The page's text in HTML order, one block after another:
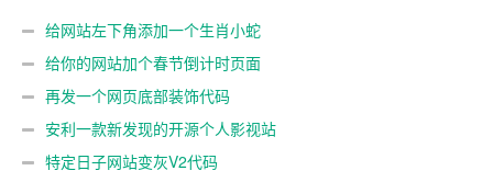
给网站左下角添加一个生肖小蛇
给你的网站加个春节倒计时页面
再发一个网页底部装饰代码
安利一款新发现的开源个人影视站
特定日子网站变灰V2代码